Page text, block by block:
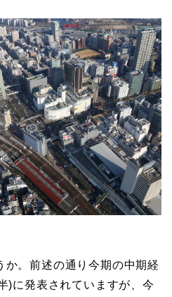
か。前述の通り今期の中期経
)に発表されていますが、今